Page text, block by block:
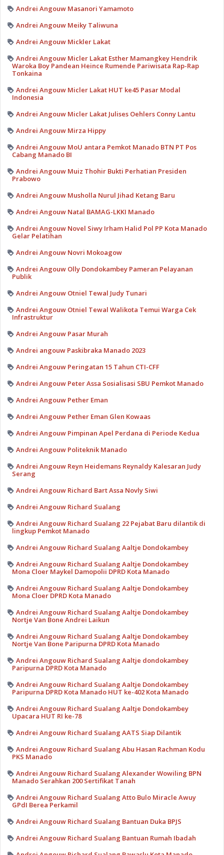
Andrei Angouw Masanori Yamamoto
Andrei Angouw Meiky Taliwuna
Andrei Angouw Mickler Lakat
Andrei Angouw Micler Lakat Esther Mamangkey Hendrik
Waroka Boy Pandean Heince Rumende Pariwisata Rap-Rap
Tonkaina
Andrei Angouw Micler Lakat HUT ke45 Pasar Modal
Indonesia
Andrei Angouw Micler Lakat Julises Oehlers Conny Lantu
Andrei Angouw Mirza Hippy
Andrei Angouw MoU antara Pemkot Manado BTN PT Pos
Cabang Manado BI
Andrei Angouw Muiz Thohir Bukti Perhatian Presiden
Prabowo
Andrei Angouw Musholla Nurul Jihad Ketang Baru
Andrei Angouw Natal BAMAG-LKKI Manado
Andrei Angouw Novel Siwy Irham Halid Pol PP Kota Manado
Gelar Pelatihan
Andrei Angouw Novri Mokoagow
Andrei Angouw Olly Dondokambey Pameran Pelayanan
Publik
Andrei Angouw Otniel Tewal Judy Tunari
Andrei Angouw Otniel Tewal Walikota Temui Warga Cek
Infrastruktur
Andrei Angouw Pasar Murah
Andrei angouw Paskibraka Manado 2023
Andrei Angouw Peringatan 15 Tahun CTI-CFF
Andrei Angouw Peter Assa Sosialisasi SBU Pemkot Manado
Andrei Angouw Pether Eman
Andrei Angouw Pether Eman Glen Kowaas
Andrei Angouw Pimpinan Apel Perdana di Periode Kedua
Andrei Angouw Politeknik Manado
Andrei Angouw Reyn Heidemans Reynaldy Kalesaran Judy
Serang
Andrei Angouw Richard Bart Assa Novly Siwi
Andrei Angouw Richard Sualang
Andrei Angouw Richard Sualang 22 Pejabat Baru dilantik di
lingkup Pemkot Manado
Andrei Angouw Richard Sualang Aaltje Dondokambey
Andrei Angouw Richard Sualang Aaltje Dondokambey
Mona Cloer Maykel Damopolii DPRD Kota Manado
Andrei Angouw Richard Sualang Aaltje Dondokambey
Mona Cloer DPRD Kota Manado
Andrei Angouw Richard Sualang Aaltje Dondokambey
Nortje Van Bone Andrei Laikun
Andrei Angouw Richard Sualang Aaltje Dondokambey
Nortje Van Bone Paripurna DPRD Kota Manado
Andrei Angouw Richard Sualang Aaltje dondokambey
Paripurna DPRD Kota Manado
Andrei Angouw Richard Sualang Aaltje Dondokambey
Paripurna DPRD Kota Manado HUT ke-402 Kota Manado
Andrei Angouw Richard Sualang Aaltje Dondokambey
Upacara HUT RI ke-78
Andrei Angouw Richard Sualang AATS Siap Dilantik
Andrei Angouw Richard Sualang Abu Hasan Rachman Kodu
PKS Manado
Andrei Angouw Richard Sualang Alexander Wowiling BPN
Manado Serahkan 200 Sertifikat Tanah
Andrei Angouw Richard Sualang Atto Bulo Miracle Awuy
GPdI Berea Perkamil
Andrei Angouw Richard Sualang Bantuan Duka BPJS
Andrei Angouw Richard Sualang Bantuan Rumah Ibadah